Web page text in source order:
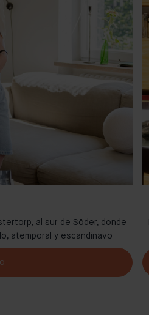
al sur de Söder, donde
atemporal y escandinavo